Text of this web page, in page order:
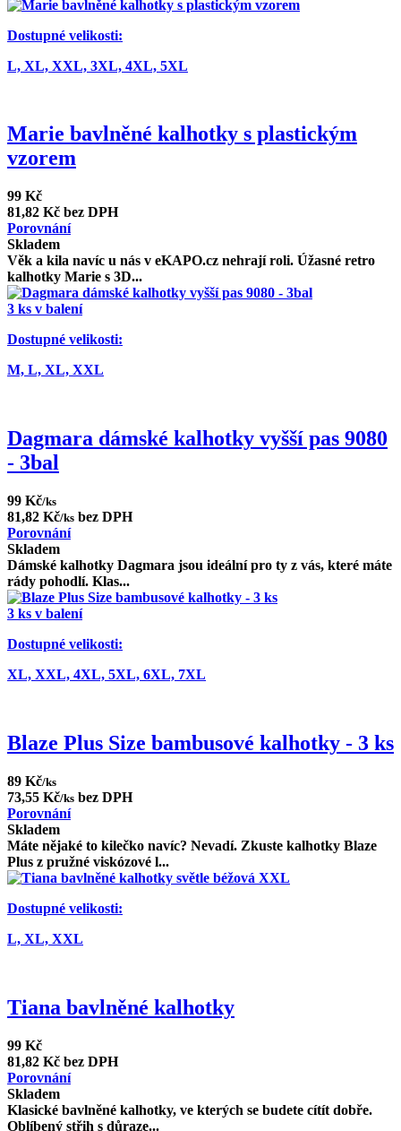
Dostupné velikosti:
L, XL, XXL, 3XL, 4XL, 5XL
Marie bavlněné kalhotky s plastickým
vzorem
99 Kč
81,82 Kč bez DPH
Porovnání
Skladem
Věk a kila navíc u nás v eKAPO.cz nehrají roli. Úžasné retro
kalhotky Marie s 3D...
3 ks v balení
Dostupné velikosti:
M, L, XL, XXL
Dagmara dámské kalhotky vyšší pas 9080
- 3bal
99 Kč/ks
81,82 Kč/ks bez DPH
Porovnání
Skladem
Dámské kalhotky Dagmara jsou ideální pro ty z vás, které máte
rády pohodlí. Klas...
3 ks v balení
Dostupné velikosti:
XL, XXL, 4XL, 5XL, 6XL, 7XL
Blaze Plus Size bambusové kalhotky - 3 ks
89 Kč/ks
73,55 Kč/ks bez DPH
Porovnání
Skladem
Máte nějaké to kilečko navíc? Nevadí. Zkuste kalhotky Blaze
Plus z pružné viskózové l...
Dostupné velikosti:
L, XL, XXL
Tiana bavlněné kalhotky
99 Kč
81,82 Kč bez DPH
Porovnání
Skladem
Klasické bavlněné kalhotky, ve kterých se budete cítít dobře.
Oblíbený střih s důraze...